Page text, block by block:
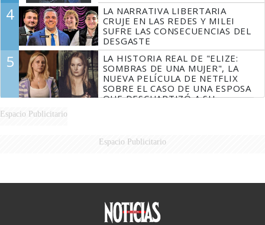
4
LA NARRATIVA LIBERTARIA
CRUJE EN LAS REDES Y MILEI
SUFRE LAS CONSECUENCIAS DEL
DESGASTE
5
LA HISTORIA REAL DE "ELIZE:
SOMBRAS DE UNA MUJER", LA
NUEVA PELÍCULA DE NETFLIX
SOBRE EL CASO DE UNA ESPOSA
QUE DESCUARTIZÓ A SU
Espacio Publicitario
Espacio Publicitario